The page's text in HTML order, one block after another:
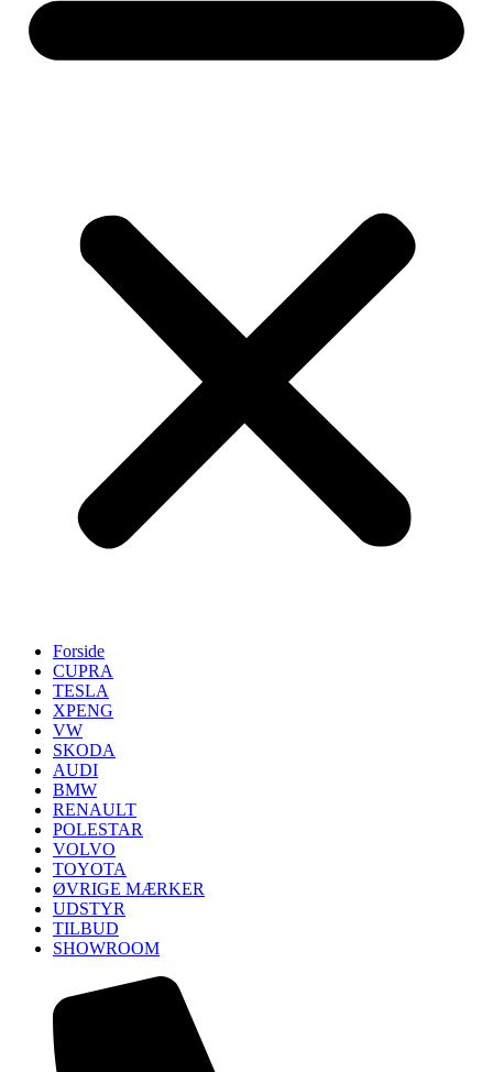
Forside
CUPRA
TESLA
XPENG
VW
SKODA
AUDI
BMW
RENAULT
POLESTAR
VOLVO
TOYOTA
ØVRIGE MÆRKER
UDSTYR
TILBUD
SHOWROOM